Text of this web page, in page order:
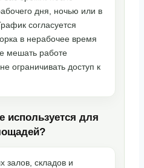
дня, ночью или в
согласуется
в нерабочее время
мешать работе
ограничивать доступ к
используется для
залов, складов и